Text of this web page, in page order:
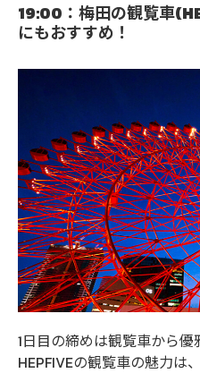
19:00：梅田の観覧車
にもおすすめ！
1日目の締めは観覧車から優
HEPFIVEの観覧車の魅力は